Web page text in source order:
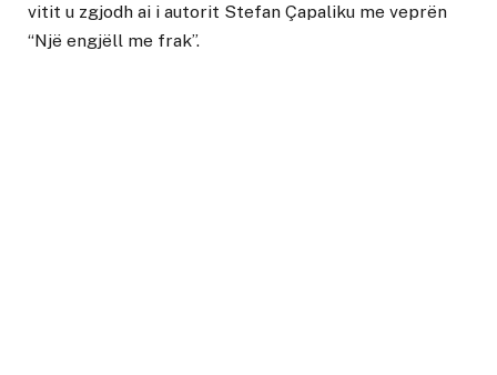
vitit u zgjodh ai i autorit Stefan Çapaliku me veprën
“Një engjëll me frak”.